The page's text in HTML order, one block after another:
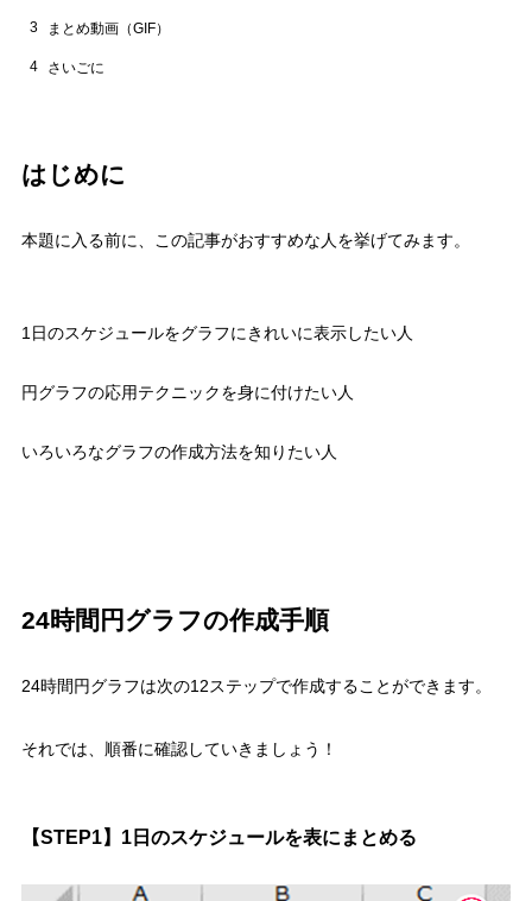
3 まとめ動画（GIF）
4 さいごに
はじめに
本題に入る前に、この記事がおすすめな人を挙げてみます。
1日のスケジュールをグラフにきれいに表示したい人
円グラフの応用テクニックを身に付けたい人
いろいろなグラフの作成方法を知りたい人
24時間円グラフの作成手順
24時間円グラフは次の12ステップで作成することができます。
それでは、順番に確認していきましょう！
【STEP1】1日のスケジュールを表にまとめる